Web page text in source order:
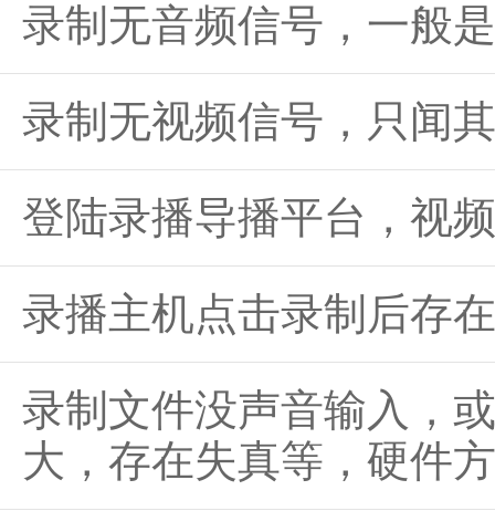
录制无音频信号，一般
录制无视频信号，只闻
登陆录播导播平台，视
录播主机点击录制后存
录制文件没声音输入，
大，存在失真等，硬件